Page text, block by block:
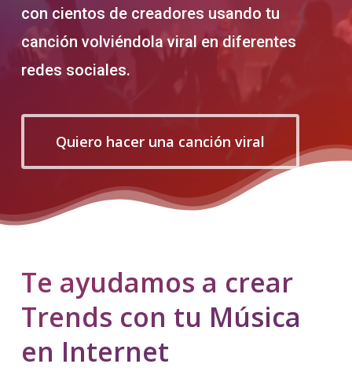
con cientos de creadores usando tu
canción volviéndola viral en diferentes
redes sociales.
Quiero hacer una canción viral
Te ayudamos a crear
Trends con tu Música
en Internet